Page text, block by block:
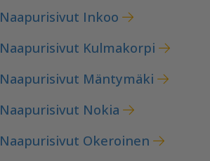
Naapurisivut Inkoo
Naapurisivut Kulmakorpi
Naapurisivut Mäntymäki
Naapurisivut Nokia
Naapurisivut Okeroinen